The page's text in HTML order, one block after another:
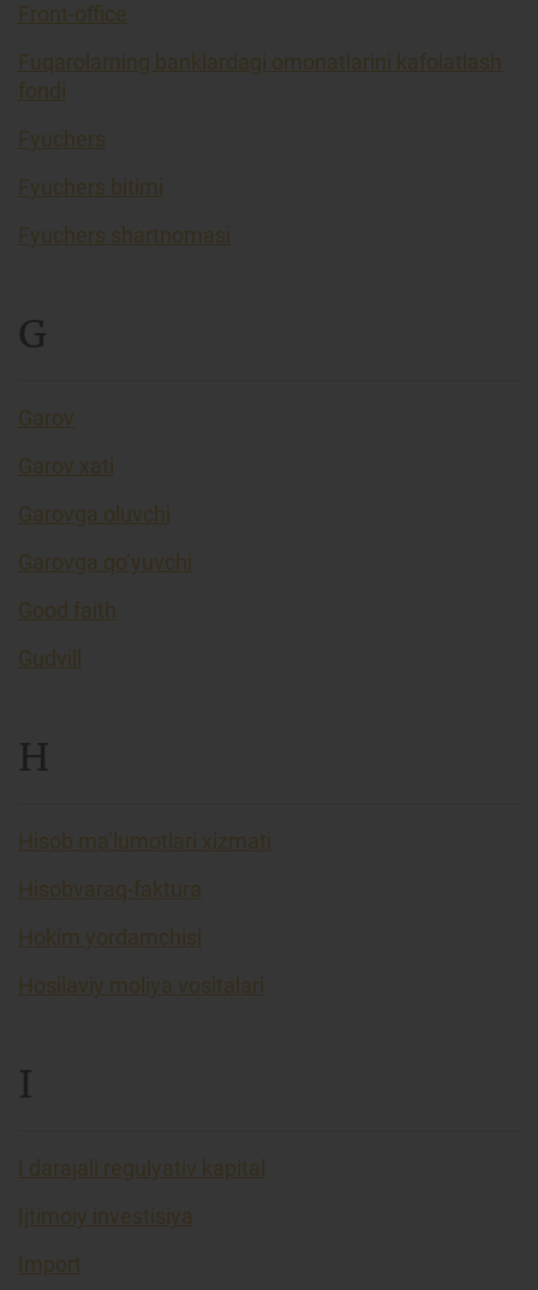
Front-office
Fuqarolarning banklardagi omonatlarini kafolatlash
fondi
Fyuchers
Fyuchers bitimi
Fyuchers shartnomasi
G
Garov
Garov xati
Garovga oluvchi
Garovga qo’yuvchi
Good faith
Gudvill
H
Hisob ma’lumotlari xizmati
Hisobvaraq-faktura
Hokim yordamchisi
Hosilaviy moliya vositalari
I
I darajali regulyativ kapital
Ijtimoiy investisiya
Import